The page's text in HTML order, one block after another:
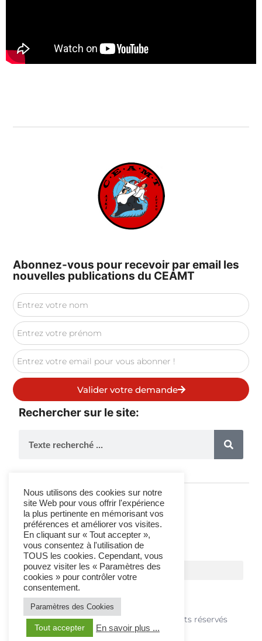
Abonnez-vous pour recevoir par email les
nouvelles publications du CEAMT
Valider votre demande
Rechercher sur le site:
Suivez-Nous
© 2021 T&C Organisations - Tous droits réservés
Nous utilisons des cookies sur notre
site Web pour vous offrir l'expérience
la plus pertinente en mémorisant vos
préférences et améliorer vos visites.
En cliquant sur « Tout accepter »,
vous consentez à l'utilisation de
TOUS les cookies. Cependant, vous
pouvez visiter les « Paramètres des
cookies » pour contrôler votre
consentement.
Paramètres des Cookies
Tout accepter En savoir plus ...